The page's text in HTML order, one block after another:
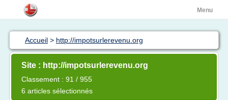
Menu
Accueil > http://impotsurlerevenu.org
Site : http://impotsurlerevenu.org
Classement : 91 / 955
6 articles sélectionnés